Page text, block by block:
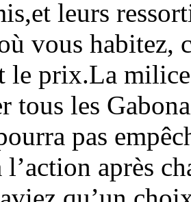
leurs
vous habitez,
le prix.La
tous les
pas
l’action après